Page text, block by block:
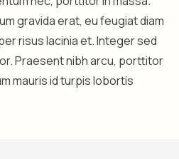
gravida erat, eu feugiat diam
risus lacinia et. Integer sed
Praesent nibh arcu, porttitor
mauris id turpis lobortis